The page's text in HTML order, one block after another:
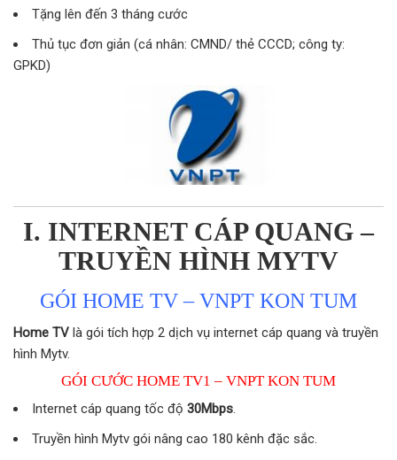
Tặng lên đến 3 tháng cước
Thủ tục đơn giản (cá nhân: CMND/ thẻ CCCD; công ty:
GPKD)
I. INTERNET CÁP QUANG –
TRUYỀN HÌNH MYTV
GÓI HOME TV – VNPT KON TUM
Home TV là gói tích hợp 2 dịch vụ internet cáp quang và truyền
hình Mytv.
GÓI CƯỚC HOME TV1 – VNPT KON TUM
Internet cáp quang tốc độ 30Mbps.
Truyền hình Mytv gói nâng cao 180 kênh đặc sắc.